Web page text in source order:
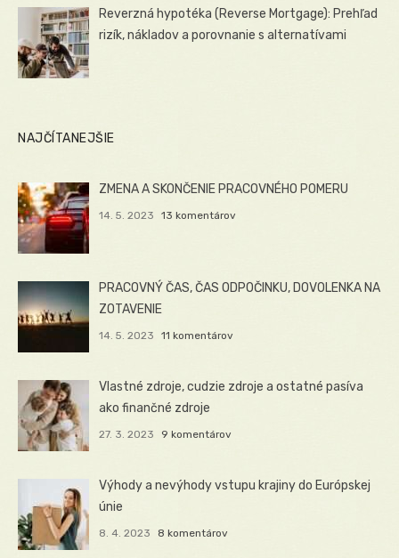
Reverzná hypotéka (Reverse Mortgage): Prehľad
rizík, nákladov a porovnanie s alternatívami
NAJČÍTANEJŠIE
ZMENA A SKONČENIE PRACOVNÉHO POMERU
14. 5. 2023 13 komentárov
PRACOVNÝ ČAS, ČAS ODPOČINKU, DOVOLENKA NA
ZOTAVENIE
14. 5. 2023 11 komentárov
Vlastné zdroje, cudzie zdroje a ostatné pasíva
ako finančné zdroje
27. 3. 2023 9 komentárov
Výhody a nevýhody vstupu krajiny do Európskej
únie
8. 4. 2023 8 komentárov